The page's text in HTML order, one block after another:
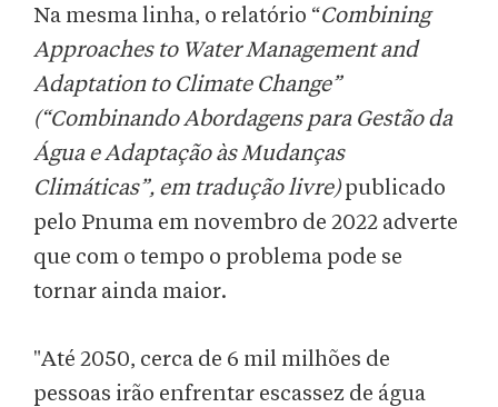
Na mesma linha, o relatório “Combining
Approaches to Water Management and
Adaptation to Climate Change”
(“Combinando Abordagens para Gestão da
Água e Adaptação às Mudanças
Climáticas”, em tradução livre)publicado
pelo Pnuma em novembro de 2022 adverte
que com o tempo o problema pode se
tornar ainda maior.
"Até 2050, cerca de 6 mil milhões de
pessoas irão enfrentar escassez de água